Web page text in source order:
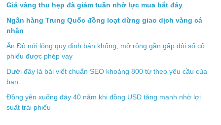
Giá vàng thu hẹp đà giảm tuần nhờ lực mua bắt đáy
Ngân hàng Trung Quốc đồng loạt dừng giao dịch vàng cá
nhân
Ấn Độ nới lỏng quy định bán khống, mở rộng gần gấp đôi số cổ
phiếu được phép vay
Dưới đây là bài viết chuẩn SEO khoảng 800 từ theo yêu cầu của
bạn.
Đồng yên xuống đáy 40 năm khi đồng USD tăng mạnh nhờ lợi
suất trái phiếu